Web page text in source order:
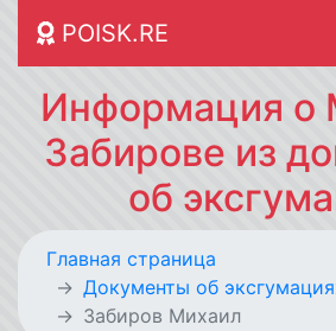
POISK.RE
Информация о
Забирове из
об
Главная страница
Документы об
Забиров Михаил